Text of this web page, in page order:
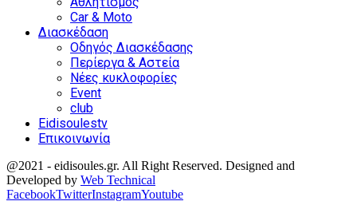
Car & Moto
Διασκέδαση
Οδηγός Διασκέδασης
Περίεργα & Αστεία
Νέες κυκλοφορίες
Event
club
Eidisoulestv
Επικοινωνία
@2021 - eidisoules.gr. All Right Reserved. Designed and
Developed by Web Technical
FacebookTwitterInstagramYoutube